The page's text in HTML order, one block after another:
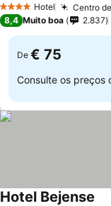
4 EstrelasHotel Centro
8,4 Muito boa 2.837
De € 75
Consulte os preços
Hotel Bejense